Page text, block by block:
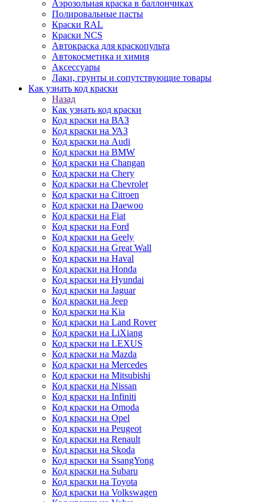
Аэрозольная краска в баллончиках
Полировальные пасты
Краски RAL
Краски NCS
Автокраска для краскопульта
Автокосметика и химия
Аксессуары
Лаки, грунты и сопутствующие товары
Как узнать код краски
Назад
Как узнать код краски
Код краски на ВАЗ
Код краски на УАЗ
Код краски на Audi
Код краски на BMW
Код краски на Changan
Код краски на Chery
Код краски на Chevrolet
Код краски на Citroen
Код краски на Daewoo
Код краски на Fiat
Код краски на Ford
Код краски на Geely
Код краски на Great Wall
Код краски на Haval
Код краски на Honda
Код краски на Hyundai
Код краски на Jaguar
Код краски на Jeep
Код краски на Kia
Код краски на Land Rover
Код краски на LiXiang
Код краски на LEXUS
Код краски на Mazda
Код краски на Mercedes
Код краски на Mitsubishi
Код краски на Nissan
Код краски на Infiniti
Код краски на Omoda
Код краски на Opel
Код краски на Peugeot
Код краски на Renault
Код краски на Skoda
Код краски на SsangYong
Код краски на Subaru
Код краски на Toyota
Код краски на Volkswagen